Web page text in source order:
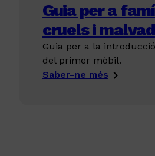
Guia per a
cruels i
Guia per a la
del primer mòbil.
Saber-ne més